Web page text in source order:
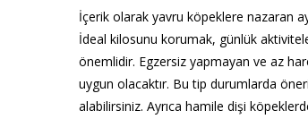
İçerik olarak yavru köpeklere nazaran
İdeal kilosunu korumak, günlük
önemlidir. Egzersiz yapmayan ve az
uygun olacaktır. Bu tip durumlarda
alabilirsiniz. Ayrıca hamile dişi